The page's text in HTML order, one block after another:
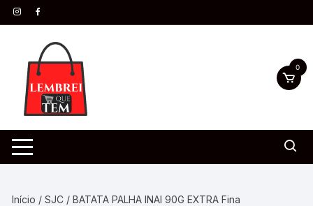
0
Início /SJC / BATATA PALHA INAI 90G EXTRA Fina